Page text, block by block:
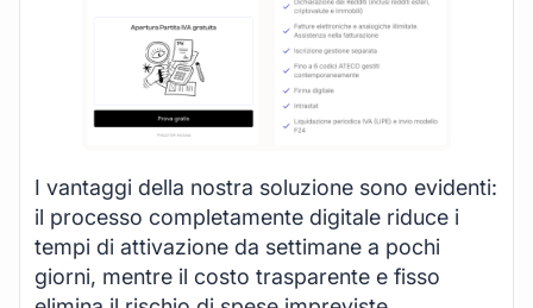
I vantaggi della nostra soluzione sono evidenti:
il processo completamente digitale riduce i
tempi di attivazione da settimane a pochi
giorni, mentre il costo trasparente e fisso